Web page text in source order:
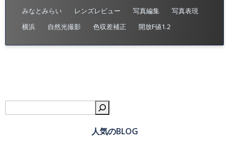
みなとみらい
レンズレビュー 写真編集
写真表現
横浜
自然光撮影 色収差補正 開放F値1.2
人気のBLOG